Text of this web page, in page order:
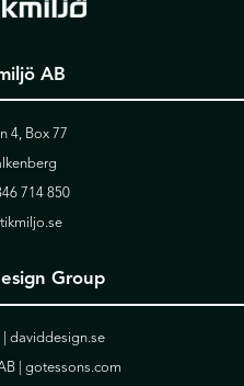
AB
4, Box 77
714 850
Group
daviddesign.se
| gotessons.com